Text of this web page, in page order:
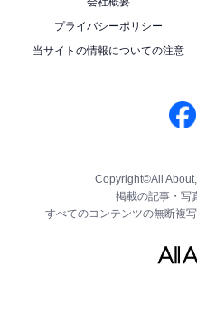
プライバシーポリシー
当サイトの情報についての注意
Copyright©All
掲載の記事・写
すべてのコンテンツの無断複